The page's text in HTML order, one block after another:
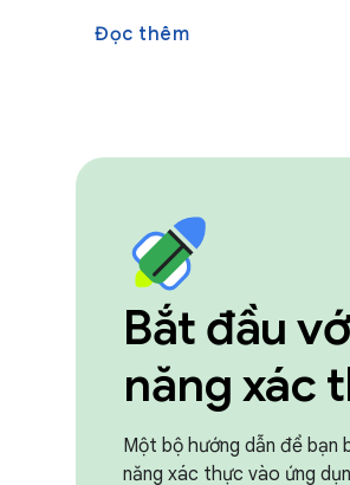
Đọc thêm
Bắt đầu
năng xác
Một bộ hướng dẫn để bạn
năng xác thực vào ứng